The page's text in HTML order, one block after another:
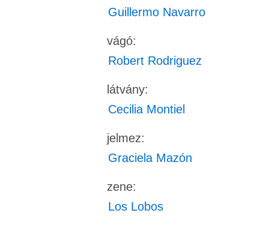
Guillermo Navarro
vágó:
Robert Rodriguez
látvány:
Cecilia Montiel
jelmez:
Graciela Mazón
zene:
Los Lobos